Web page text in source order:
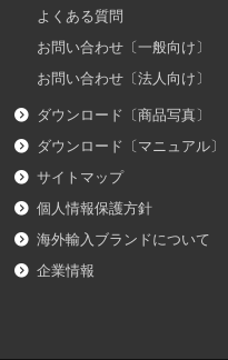
よくある質問
お問い合わせ〔一般向け〕
お問い合わせ〔法人向け〕
ダウンロード〔商品写真〕
ダウンロード〔マニュアル〕
サイトマップ
個人情報保護方針
海外輸入ブランドについて
企業情報